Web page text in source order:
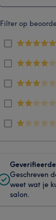
Filter op
Geschreven
weet wat je
salon.